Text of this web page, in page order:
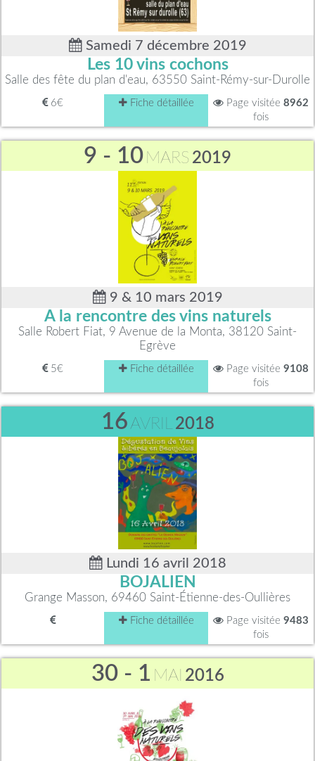
Samedi 7 décembre 2019
Les 10 vins cochons
Salle des fête du plan d'eau, 63550 Saint-Rémy-sur-Durolle
6€ Fiche détaillée Page visitée 8962
fois
9 - 10 MARS 2019
9 & 10 mars 2019
A la rencontre des vins naturels
Salle Robert Fiat, 9 Avenue de la Monta, 38120 Saint-
Egrève
5€ Fiche détaillée Page visitée 9108
fois
16AVRIL 2018
Lundi 16 avril 2018
BOJALIEN
Grange Masson, 69460 Saint-Étienne-des-Oullières
Fiche détaillée Page visitée 9483
fois
30 - 1 MAI 2016